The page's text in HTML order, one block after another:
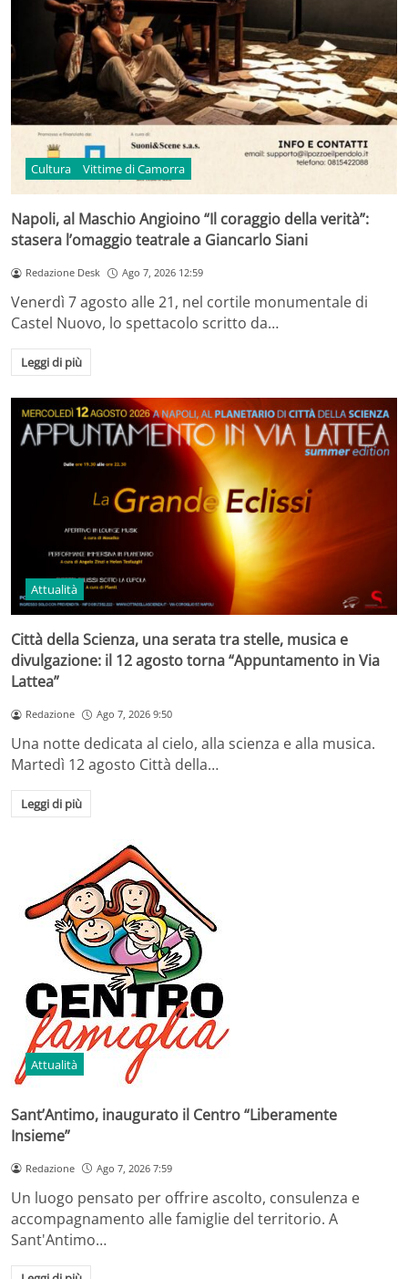
Cultura Vittime di Camorra
Napoli, al Maschio Angioino “Il coraggio della verità”:
stasera l’omaggio teatrale a Giancarlo Siani
Redazione Desk Ago 7, 2026 12:59
Venerdì 7 agosto alle 21, nel cortile monumentale di
Castel Nuovo, lo spettacolo scritto da…
Leggi di più
Attualità
Città della Scienza, una serata tra stelle, musica e
divulgazione: il 12 agosto torna “Appuntamento in Via
Lattea”
Redazione Ago 7, 2026 9:50
Una notte dedicata al cielo, alla scienza e alla musica.
Martedì 12 agosto Città della…
Leggi di più
Attualità
Sant’Antimo, inaugurato il Centro “Liberamente
Insieme”
Redazione Ago 7, 2026 7:59
Un luogo pensato per offrire ascolto, consulenza e
accompagnamento alle famiglie del territorio. A
Sant'Antimo…